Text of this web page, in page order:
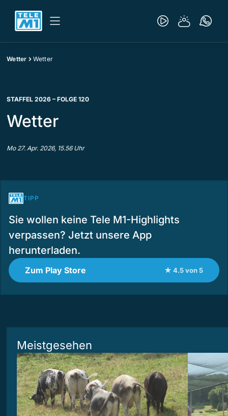
Wetter Wetter
STAFFEL 2026 – FOLGE 120
Wetter
Mo 27. Apr. 2026, 15.56 Uhr
TIPP
Sie wollen keine Tele M1-Highlights
verpassen? Jetzt unsere App
herunterladen.
Zum Play Store ★ 4.5 von 5
Meistgesehen